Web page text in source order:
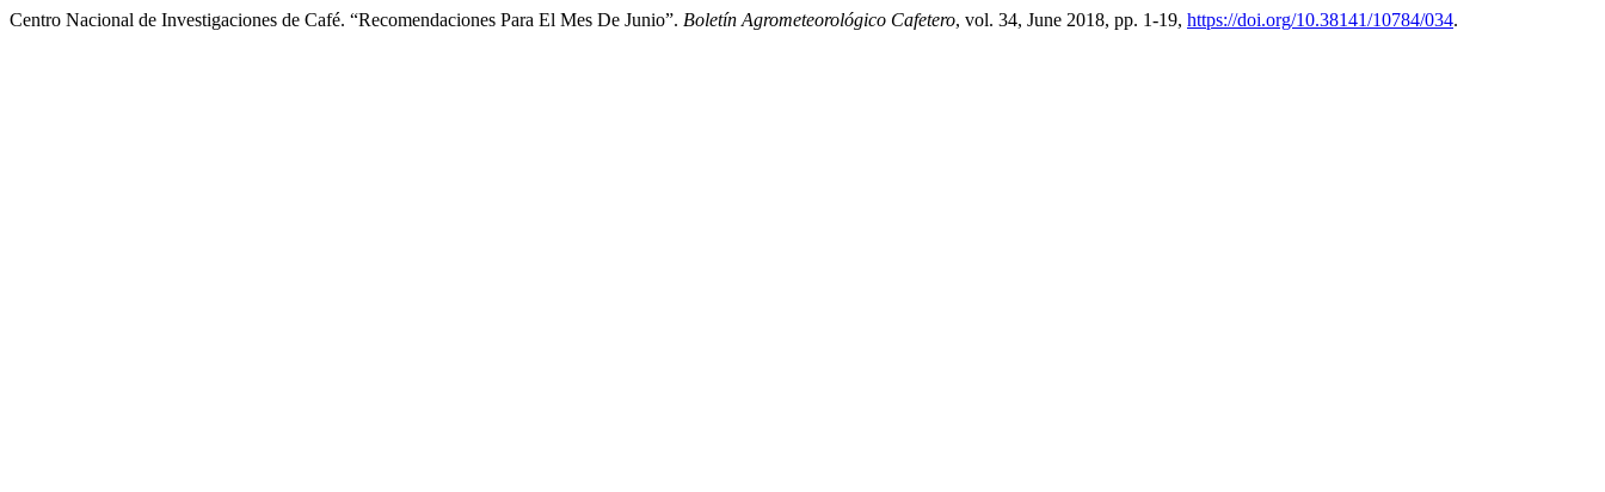
Centro Nacional de Investigaciones de Café. “Recomendaciones Para El Mes De Junio”. Boletín Agrometeorológico Cafetero, vol. 34, June 2018, pp. 1-19, https://doi.org/10.38141/10784/034.